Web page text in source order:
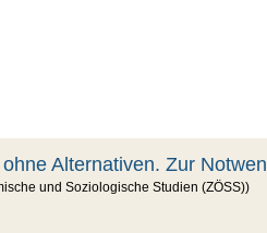
Alternativen. Zur
und Soziologische Studien (ZÖSS))